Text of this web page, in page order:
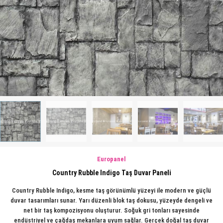
Europanel
Country Rubble Indigo Taş Duvar Paneli
Country Rubble Indigo, kesme taş görünümlü yüzeyi ile modern ve güçlü
duvar tasarımları sunar. Yarı düzenli blok taş dokusu, yüzeyde dengeli ve
net bir taş kompozisyonu oluşturur. Soğuk gri tonları sayesinde
endüstriyel ve çağdaş mekanlara uyum sağlar. Gerçek doğal taş duvar